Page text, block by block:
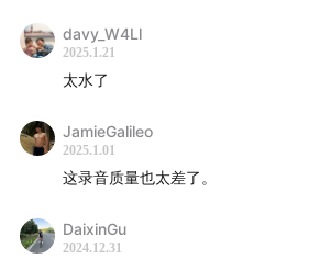
OnBoard! 主持：Monica：美元VC
谷团队+ AI 创业公司打工人，公众
我们都聊了什么
快手可灵，Anthropic Artifacts
davy_W4Ll
2025.1.21
太水了
JamieGalileo
2025.1.01
这录音质量也太差了。
DaixinGu
2024.12.31